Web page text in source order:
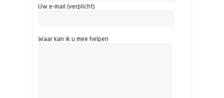
Uw e-mail (verplicht)
Waar kan ik u mee helpen